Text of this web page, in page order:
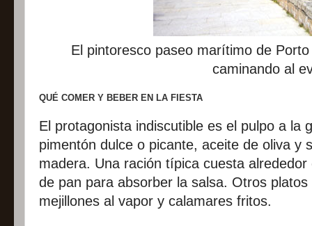
El pintoresco paseo marítimo de
caminando al
QUÉ COMER Y BEBER EN LA FIESTA
El protagonista indiscutible es el pulpo a la
pimentón dulce o picante, aceite de oliva y
madera. Una ración típica cuesta
de pan para absorber la salsa. Otros
mejillones al vapor y calamares fritos.